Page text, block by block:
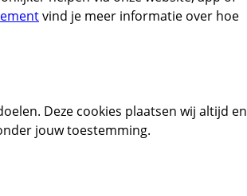
vind je meer informatie over hoe
Deze cookies plaatsen wij altijd en
jouw toestemming.